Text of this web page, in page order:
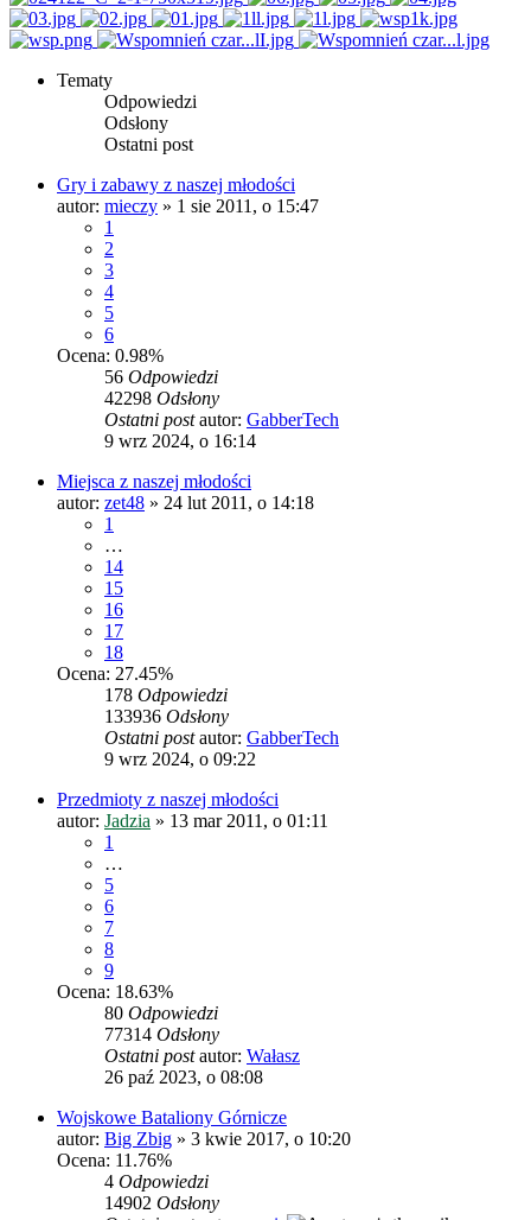
Tematy
Odpowiedzi
Odsłony
Ostatni post
Gry i zabawy z naszej młodości
autor: mieczy » 1 sie 2011, o 15:47
1
2
3
4
5
6
Ocena: 0.98%
56 Odpowiedzi
42298 Odsłony
Ostatni postautor: GabberTech
9 wrz 2024, o 16:14
Miejsca z naszej młodości
autor: zet48 » 24 lut 2011, o 14:18
1
…
14
15
16
17
18
Ocena: 27.45%
178 Odpowiedzi
133936 Odsłony
Ostatni postautor: GabberTech
9 wrz 2024, o 09:22
Przedmioty z naszej młodości
autor: Jadzia » 13 mar 2011, o 01:11
1
…
5
6
7
8
9
Ocena: 18.63%
80 Odpowiedzi
77314 Odsłony
Ostatni postautor: Wałasz
26 paź 2023, o 08:08
Wojskowe Bataliony Górnicze
autor: Big Zbig » 3 kwie 2017, o 10:20
Ocena: 11.76%
4 Odpowiedzi
14902 Odsłony